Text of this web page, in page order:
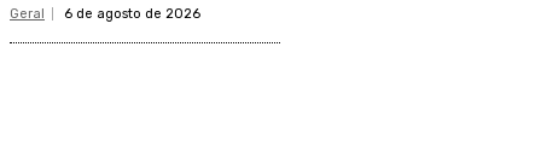
Geral 6 de agosto de 2026